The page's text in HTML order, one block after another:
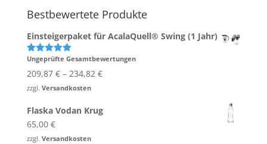
Bestbewertete Produkte
Einsteigerpaket für AcalaQuell® Swing (1 Jahr)
Bewertet
von 5
Ungeprüfte Gesamtbewertungen
209,87 €– 234,82 €
zzgl. Versandkosten
Flaska Vodan Krug
65,00 €
zzgl. Versandkosten